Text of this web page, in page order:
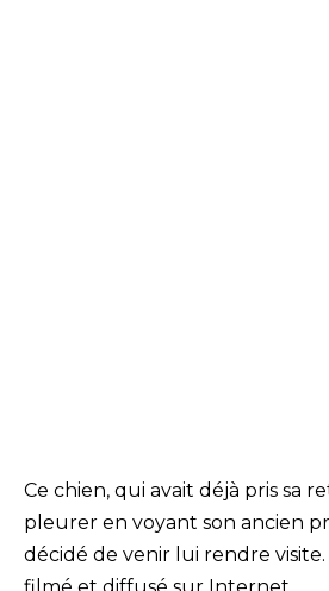
Ce chien, qui avait déjà pris sa
pleurer en voyant son ancien
décidé de venir lui rendre
filmé et diffusé sur Internet.